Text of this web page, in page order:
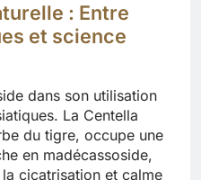
: Entre
et science
dans son utilisation
La Centella
du tigre, occupe une
en madécassoside,
cicatrisation et calme